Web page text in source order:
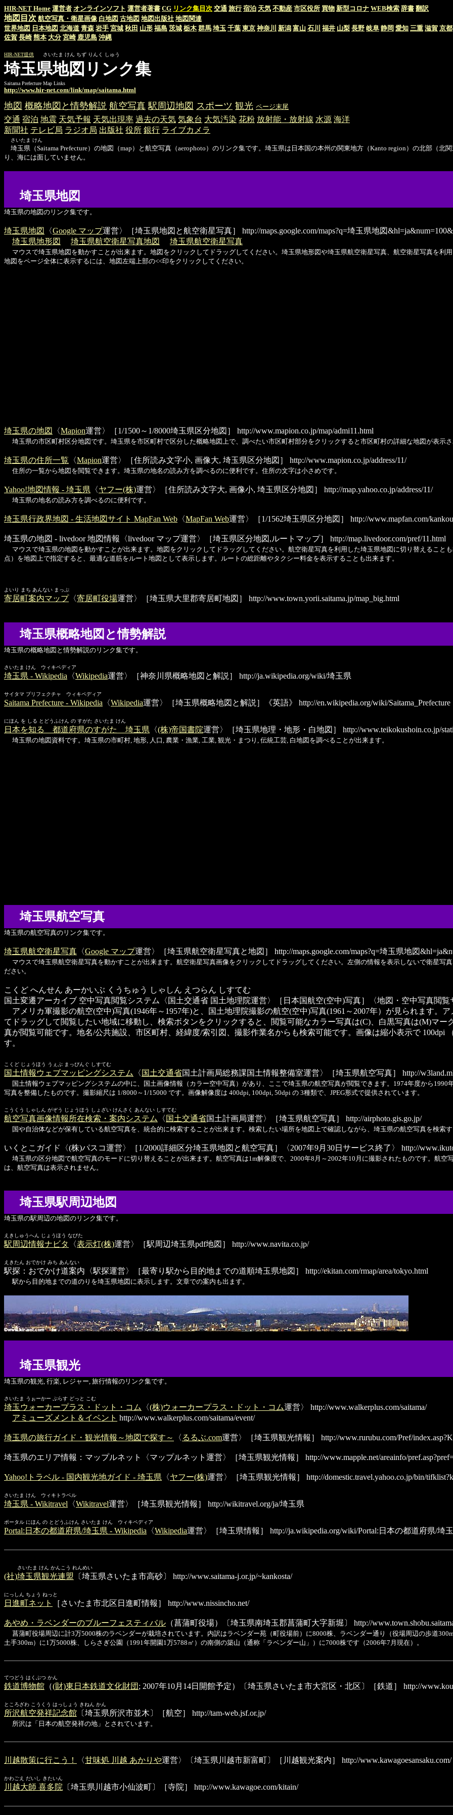
HIR-NET Home 運営者 オンラインソフト 運営者著書 CG リンク集目次 交通 旅行 宿泊 天気 不動産 市区役所 買物 新型コロナ WEB検索 辞書 翻訳
地図目次 航空写真・衛星画像 白地図 古地図 地図出版社 地図関連
世界地図 日本地図 北海道 青森 岩手 宮城 秋田 山形 福島 茨城 栃木 群馬 埼玉 千葉 東京 神奈川 新潟 富山 石川 福井 山梨 長野 岐阜 静岡 愛知 三重 滋賀 京都
佐賀 長崎 熊本 大分 宮崎 鹿児島 沖縄
HIR-NET提供 さいたま けん ちず りんく しゅう
埼玉県地図リンク集
Saitama Prefecture Map Links
http://www.hir-net.com/link/map/saitama.html
地図 概略地図と情勢解説 航空写真 駅周辺地図 スポーツ 観光 ページ末尾
交通 宿泊 地震 天気予報 天気出現率 過去の天気 気象台 大気汚染 花粉 放射能・放射線 水源 海洋
新聞社 テレビ局 ラジオ局 出版社 役所 銀行 ライブカメラ
さいたま けん
埼玉県（Saitama Prefecture）の地図（map）と航空写真（aerophoto）のリンク集です。埼玉県は日本国の本州の関東地方（Kanto region）の北部（
り、海には面していません。
埼玉県地図
埼玉県の地図のリンク集です。
埼玉県地図 〈Google マップ運営〉［埼玉県地図と航空衛星写真］
http://maps.google.com/maps?q=埼玉県地図
埼玉県地形図
埼玉県航空衛星写真地図 埼玉県航空衛星写真
マウスで埼玉県地図を動かすことが出来ます。地図をクリックしてドラッグしてください。埼玉県地形図や埼玉県航空衛星写真、航空衛星写真を利
地図をページ全体に表示するには、地図左端上部の<<印をクリックしてください。
埼玉県の地図 〈Mapion運営〉［1/1500～1/8000埼玉県区分地図］ http://www.mapion.co.jp/map/admi11.html
埼玉県の市区町村区分地図です。埼玉県を市区町村で区分した概略地図上で、調べたい市区町村部分をクリックすると市区町村の詳細な地図が表示さ
埼玉県の住所一覧 〈Mapion運営〉［住所読み文字小, 画像大, 埼玉県区分地図］ http://www.mapion.co.jp/address/11/
住所の一覧から地図を閲覧できます。埼玉県の地名の読み方を調べるのに便利です。住所の文字は小さめです。
Yahoo!地図情報 - 埼玉県 〈ヤフー(株)運営〉［住所読み文字大, 画像小, 埼玉県区分地図］ http://map.yahoo.co.jp/address/11/
埼玉県の地名の読み方を調べるのに便利です。
埼玉県行政界地図 - 生活地図サイト MapFan Web 〈MapFan Web運営〉［1/1562埼玉県区分地図］ http://www.mapfan.com/
埼玉県の地図 - livedoor 地図情報 〈livedoor マップ運営〉［埼玉県区分地図,ルートマップ］ http://map.livedoor.com/pref/11.html
マウスで埼玉県の地図を動かすことが出来ます。地図をクリックしてドラッグしてください。航空衛星写真を利用した埼玉県地図に切り替えること
点）を地図上で指定すると、最適な道筋をルート地図として表示します。ルートの総距離やタクシー料金を表示することも出来ます。
よいり まち あんない まっぷ
寄居町案内マップ〈寄居町役場運営〉［埼玉県大里郡寄居町地図］ http://www.town.yorii.saitama.jp/map_big.html
埼玉県概略地図と情勢解説
埼玉県の概略地図と情勢解説のリンク集です。
さいたま けん ウィキペディア
埼玉県 - Wikipedia 〈Wikipedia運営〉［神奈川県概略地図と解説］ http://ja.wikipedia.org/wiki/埼玉県
サイタマ プリフェクチャ ウィキペディア
Saitama Prefecture - Wikipedia 〈Wikipedia運営〉［埼玉県概略地図と解説］《英語》 http://en.wikipedia.org/wiki/Saitama_Prefecture
にほん を しる とどうふけん の すがた さいたま けん
日本を知る 都道府県のすがた 埼玉県 〈(株)帝国書院運営〉［埼玉県地理・地形・白地図］ http://www.teikokushoin.co.jp/
埼玉県の地図資料です。埼玉県の市町村, 地形, 人口, 農業・漁業, 工業, 観光・まつり, 伝統工芸, 白地図を調べることが出来ます。
埼玉県航空写真
埼玉県の航空写真のリンク集です。
埼玉県航空衛星写真 〈Google マップ運営〉［埼玉県航空衛星写真と地図］ http://maps.google.com/maps?q=埼玉県地図
マウスで埼玉県航空衛星写真を動かすことが出来ます。航空衛星写真画像をクリックしてドラッグしてください。左側の情報を表示しないで衛星写
ださい。
こくど へんせん あーかいぶ くうちゅう しゃしん えつらん しすてむ
国土変遷アーカイブ 空中写真閲覧システム
〈国土交通省 国土地理院運営〉［日本国航空(空中)写真］〈地図・空中写真閲覧
アメリカ軍撮影の航空(空中)写真(1946年～1957年)と、国土地理院撮影の航空(空中)写真(1961～2007年）が見られます。
てドラッグして閲覧したい地域に移動し、検索ボタンをクリックすると、閲覧可能なカラー写真は(C)、白黒写真は(M)マ
真が閲覧可能です。地名/公共施設、市区町村、経緯度/索引図、撮影作業名からも検索可能です。画像は縮小表示で 100dpi
す。
こくど じょうほう うぇぶ まっぴんぐ しすてむ
国土情報ウェブマッピングシステム 〈 国土交通省国土計画局総務課国土情報整備室運営〉［埼玉県航空写真］ http://
国土情報ウェブマッピングシステムの中に、国土画像情報（カラー空中写真）があり、ここで埼玉県の航空写真が閲覧できます。1974年度から
写真を整備したものです。撮影縮尺は 1/8000～1/15000 です。画像解像度は 400dpi, 100dpi, 50dpi の 3種類で、JPEG形式で提供されています。
こうくう しゃしん がぞう じょうほう しょざい けんさく あんない しすてむ
航空写真画像情報所在検索・案内システム 〈 国土交通省国土計画局運営〉［埼玉県航空写真］ http://airphoto.gis.go.jp/
国や自治体などが保有している航空写真を、統合的に検索することが出来ます。検索したい場所を地図上で確認しながら、埼玉県の航空写真を検索す
いくとこガイド 〈(株)パスコ運営〉［1/2000詳細区分埼玉県地図と航空写真］〈2007年9月30日サービス終了〉 http://
埼玉県の区分地図で航空写真のモードに切り替えることが出来ます。航空写真は1m解像度で、2000年8月～2002年10月に撮影されたものです。航
は、航空写真は表示されません。
埼玉県駅周辺地図
埼玉県の駅周辺の地図のリンク集です。
えきしゅうへん じょうほう なびた
駅周辺情報ナビタ 〈表示灯(株)運営〉［駅周辺埼玉県pdf地図］ http://www.navita.co.jp/
えきたん おでかけ みち あんない
駅探：おでかけ道案内 〈駅探運営〉［最寄り駅から目的地までの道順埼玉県地図］ http://ekitan.com/rmap/area/tokyo.html
駅から目的地までの道のりを埼玉県地図に表示します。文章での案内も出ます。
埼玉県観光
埼玉県の観光, 行楽, レジャー, 旅行情報のリンク集です。
さいたま うぉーかー ぷらす どっと こむ
埼玉ウォーカープラス・ドット・コム 〈(株)ウォーカープラス・ドット・コム運営〉
http://www.walkerplus.com/saitama/
アミューズメント＆イベント http://www.walkerplus.com/saitama/event/
埼玉県の旅行ガイド・観光情報～地図で探す～ 〈 るるぶ.com運営〉［埼玉県観光情報］ http://www.rurubu.com/Pref/
埼玉県のエリア情報：マップルネット 〈マップルネット運営〉［埼玉県観光情報］ http://www.mapple.net/areainfo/
Yahoo!トラベル - 国内観光地ガイド - 埼玉県 〈ヤフー(株)運営〉［埼玉県観光情報］ http://domestic.travel.yahoo.co.jp/bin/
さいたま けん ウィキトラベル
埼玉県 - Wikitravel 〈Wikitravel運営〉［埼玉県観光情報］ http://wikitravel.org/ja/埼玉県
ポータル にほん の とどうふけん さいたま けん ウィキペディア
Portal:日本の都道府県/埼玉県 - Wikipedia 〈Wikipedia運営〉［埼玉県情報］ http://ja.wikipedia.org/wiki/Portal:日本の都道府県/埼
さいたま けん かんこう れんめい
(社)埼玉県観光連盟 〔埼玉県さいたま市高砂〕 http://www.saitama-j.or.jp/~kankosta/
にっしん ちょう ねっと
日進町ネット ［さいたま市北区日進町情報］ http://www.nissincho.net/
あやめ・ラベンダーのブルーフェスティバル （菖蒲町役場）〔埼玉県南埼玉郡菖蒲町大字新堀〕 http://
菖蒲町役場周辺に計3万5000株のラベンダーが栽培されています。内訳はラベンダー苑（町役場前）に8000株、ラベンダー通り（役場周辺の歩道
土手300m）に1万5000株、しらさぎ公園（1991年開園1万5788㎡）の南側の築山（通称「ラベンダー山」）に7000株です（2006年7月現在）。
てつどう はくぶつ かん
鉄道博物館 （(財)東日本鉄道文化財団 ; 2007年10月14日開館予定）〔埼玉県さいたま市大宮区・北区〕［鉄道］ http://
ところざわ こうくう はっしょう きねん かん
所沢航空発祥記念館 〔埼玉県所沢市並木〕［航空］ http://tam-web.jsf.or.jp/
所沢は「日本の航空発祥の地」とされています。
川越散策に行こう！ 〈甘味処 川越 あかりや運営〉〔埼玉県川越市新富町〕［川越観光案内］ http://www.kawagoesansaku.com/
かわごえ だいし きたいん
川越大師 喜多院 〔埼玉県川越市小仙波町〕［寺院］ http://www.kawagoe.com/kitain/